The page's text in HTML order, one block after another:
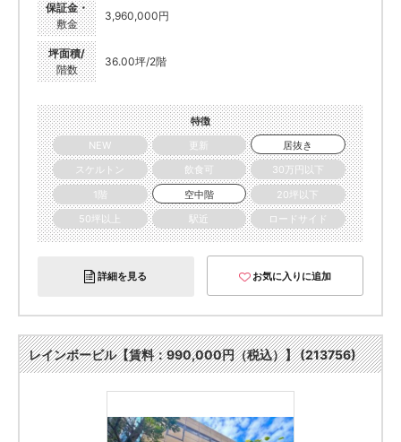
保証金・
敷金
3,960,000円
坪面積/
階数
36.00坪/2階
特徴
NEW
更新
居抜き
スケルトン
飲食可
30万円以下
1階
空中階
20坪以下
50坪以上
駅近 ロードサイド
詳細を見る お気に入りに追加
レインボービル【賃料：990,000円（税込）】 (213756)